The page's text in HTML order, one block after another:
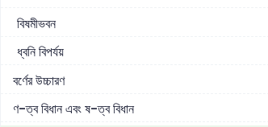
বিষমীভবন
ধ্বনি বিপর্যয়
বর্ণের উচ্চারণ
ণ-ত্ব বিধান এবং ষ-ত্ব বিধান